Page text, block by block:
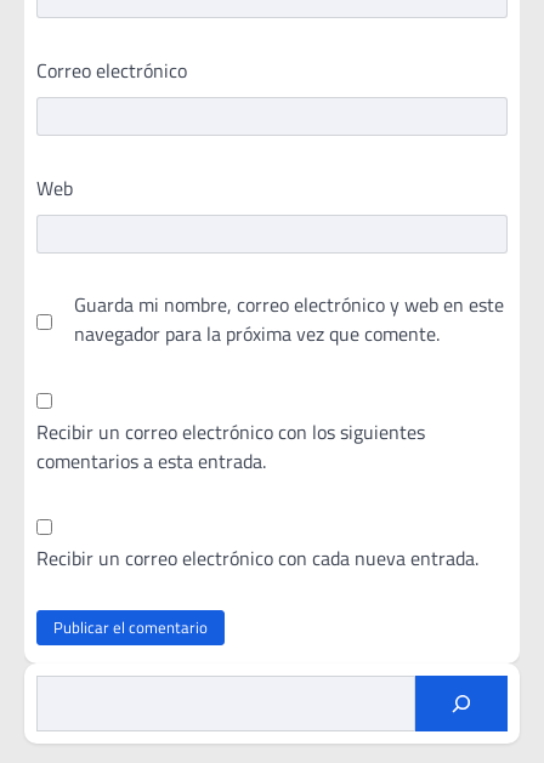
Correo electrónico
Web
Guarda mi nombre, correo electrónico y web en este
navegador para la próxima vez que comente.
Recibir un correo electrónico con los siguientes
comentarios a esta entrada.
Recibir un correo electrónico con cada nueva entrada.